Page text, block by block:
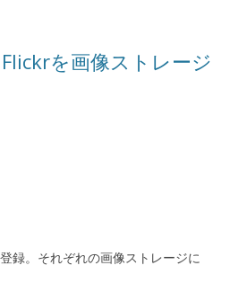
を画像ストレージ
録。それぞれの画像ストレージに